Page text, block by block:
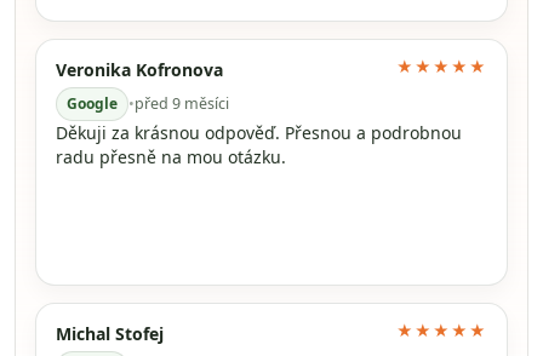
Veronika Kofronova
Google •před 9 měsíci
★★★★★
Děkuji za krásnou odpověď. Přesnou a podrobnou
radu přesně na mou otázku.
Michal Stofej ★★★★★